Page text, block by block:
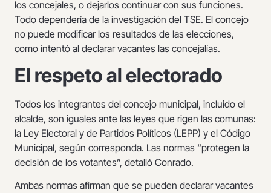
los concejales, o dejarlos continuar con sus funciones.
Todo dependería de la investigación del TSE. El concejo
no puede modificar los resultados de las elecciones,
como intentó al declarar vacantes las concejalías.
El respeto al electorado
Todos los integrantes del concejo municipal, incluido el
alcalde, son iguales ante las leyes que rigen las comunas:
la Ley Electoral y de Partidos Políticos (LEPP) y el Código
Municipal, según corresponda. Las normas “protegen la
decisión de los votantes”, detalló Conrado.
Ambas normas afirman que se pueden declarar vacantes